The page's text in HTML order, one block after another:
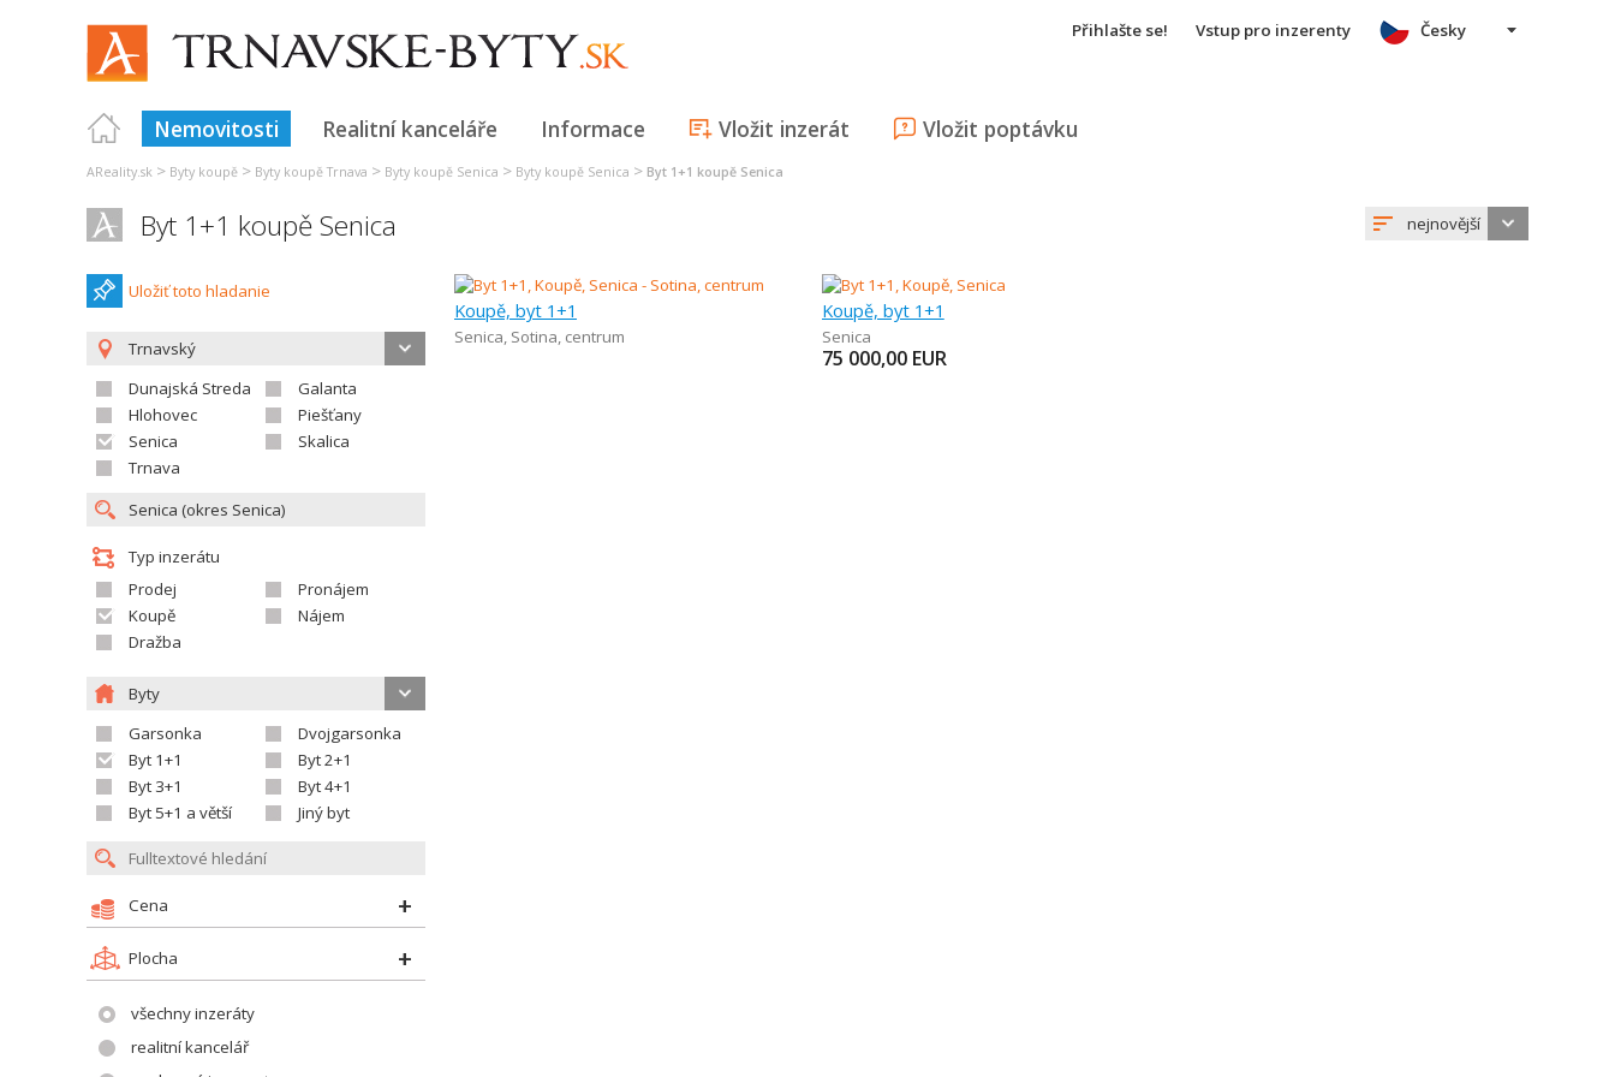
Přihlašte se! Vstup pro inzerenty
Nemovitosti Realitní kanceláře Informace Vložit inzerát Vložit poptávku
Česky
AReality.sk > Byty koupě > Byty koupě Trnava > Byty koupě Senica > Byty koupě Senica > Byt 1+1 koupě Senica
Byt 1+1 koupě Senica nejnovější
Uložiť toto hladanie
Trnavský
Dunajská Streda
Galanta
Hlohovec
Piešťany
Senica
Skalica
Trnava
Typ inzerátu
Prodej
Pronájem
Koupě
Nájem
Dražba
Byty
Garsonka
Dvojgarsonka
Byt 1+1
Byt 2+1
Byt 3+1
Byt 4+1
Byt 5+1 a větší
Jiný byt
Cena
Plocha
všechny inzeráty
realitní kancelář
Koupě, byt 1+1
Senica, Sotina, centrum
Koupě, byt 1+1
Senica
75 000,00 EUR